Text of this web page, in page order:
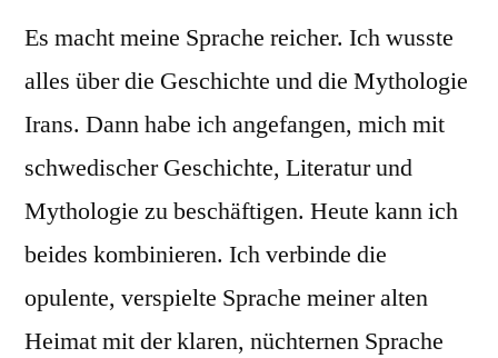
Es macht meine Sprache reicher. Ich wusste
alles über die Geschichte und die Mythologie
Irans. Dann habe ich angefangen, mich mit
schwedischer Geschichte, Literatur und
Mythologie zu beschäftigen. Heute kann ich
beides kombinieren. Ich verbinde die
opulente, verspielte Sprache meiner alten
Heimat mit der klaren, nüchternen Sprache